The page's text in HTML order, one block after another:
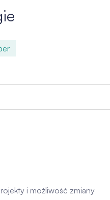
i możliwość zmiany